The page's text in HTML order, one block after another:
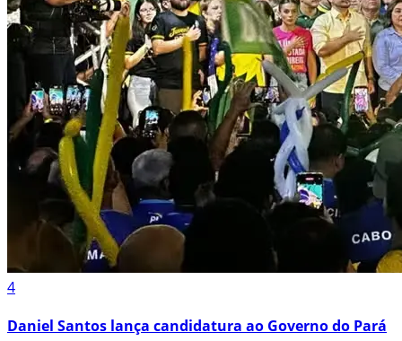
4
Daniel Santos lança candidatura ao Governo do Pará